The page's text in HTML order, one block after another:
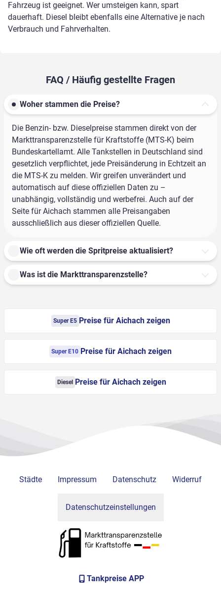
Fahrzeug ist geeignet. Wer umsteigen kann, spart
dauerhaft. Diesel bleibt ebenfalls eine Alternative je nach
Verbrauch und Fahrverhalten.
FAQ / Häufig gestellte Fragen
Woher stammen die Preise?
Die Benzin- bzw. Dieselpreise stammen direkt von der
Markttransparenzstelle für Kraftstoffe (MTS-K) beim
Bundeskartellamt. Alle Tankstellen in Deutschland sind
gesetzlich verpflichtet, jede Preisänderung in Echtzeit an
die MTS-K zu melden. Wir greifen unverändert und
automatisch auf diese offiziellen Daten zu –
unabhängig, vollständig und werbefrei. Auch auf der
Seite für Aichach stammen alle Preisangaben
ausschließlich aus dieser offiziellen Quelle.
Wie oft werden die Spritpreise aktualisiert?
Was ist die Markttransparenzstelle?
Super E5 Preise für Aichach zeigen
Super E10 Preise für Aichach zeigen
Diesel Preise für Aichach zeigen
Städte Impressum Datenschutz Widerruf
Datenschutzeinstellungen
Tankpreise APP